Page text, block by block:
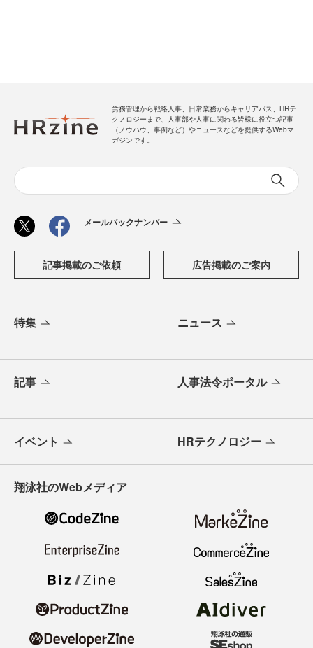
労務管理から戦略人事、日常業務からキャリアパス、HRテ
クノロジーまで、人事部や人事に関わる皆様に役立つ記事
（ノウハウ、事例など）やニュースなどを提供するWebマ
ガジンです。
メールバックナンバー
記事掲載のご依頼 広告掲載のご案内
特集 ニュース
記事 人事法令ポータル
イベント HRテクノロジー
翔泳社のWebメディア